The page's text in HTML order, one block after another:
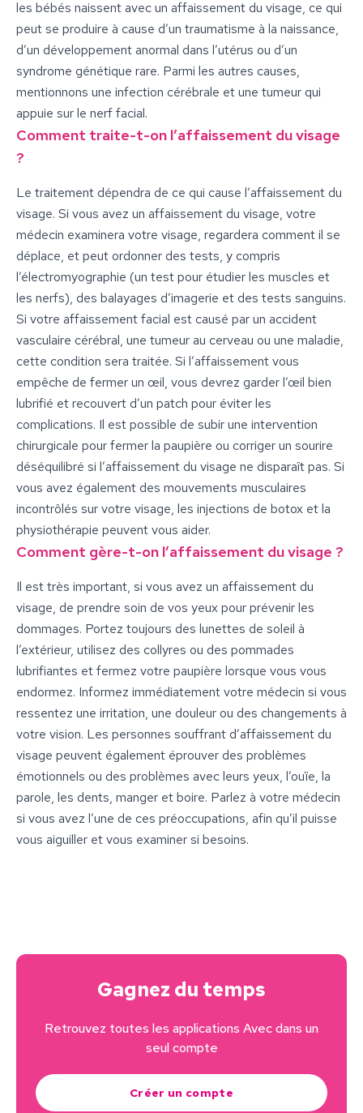
les bébés naissent avec un affaissement du visage, ce qui
peut se produire à cause d’un traumatisme à la naissance,
d’un développement anormal dans l’utérus ou d’un
syndrome génétique rare. Parmi les autres causes,
mentionnons une infection cérébrale et une tumeur qui
appuie sur le nerf facial.
Comment traite-t-on l’affaissement du visage
?
Le traitement dépendra de ce qui cause l’affaissement du
visage. Si vous avez un affaissement du visage, votre
médecin examinera votre visage, regardera comment il se
déplace, et peut ordonner des tests, y compris
l’électromyographie (un test pour étudier les muscles et
les nerfs), des balayages d’imagerie et des tests sanguins.
Si votre affaissement facial est causé par un accident
vasculaire cérébral, une tumeur au cerveau ou une maladie,
cette condition sera traitée. Si l’affaissement vous
empêche de fermer un œil, vous devrez garder l’œil bien
lubrifié et recouvert d’un patch pour éviter les
complications. Il est possible de subir une intervention
chirurgicale pour fermer la paupière ou corriger un sourire
déséquilibré si l’affaissement du visage ne disparaît pas. Si
vous avez également des mouvements musculaires
incontrôlés sur votre visage, les injections de botox et la
physiothérapie peuvent vous aider.
Comment gère-t-on l’affaissement du visage ?
Il est très important, si vous avez un affaissement du
visage, de prendre soin de vos yeux pour prévenir les
dommages. Portez toujours des lunettes de soleil à
l’extérieur, utilisez des collyres ou des pommades
lubrifiantes et fermez votre paupière lorsque vous vous
endormez. Informez immédiatement votre médecin si vous
ressentez une irritation, une douleur ou des changements à
votre vision. Les personnes souffrant d’affaissement du
visage peuvent également éprouver des problèmes
émotionnels ou des problèmes avec leurs yeux, l’ouïe, la
parole, les dents, manger et boire. Parlez à votre médecin
si vous avez l’une de ces préoccupations, afin qu’il puisse
vous aiguiller et vous examiner si besoins.
Gagnez du temps
Retrouvez toutes les applications Avec dans un
seul compte
Créer un compte